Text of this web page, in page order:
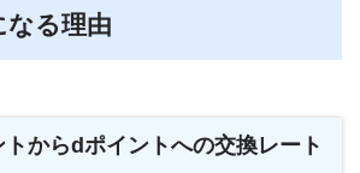
なる理由
からdポイントへの交換レート